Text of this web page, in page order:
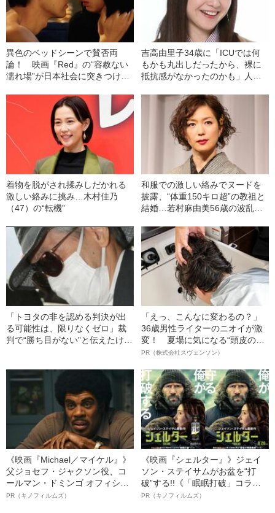
異色のベッドシーンで賛否両
論！ 映画『Red』の“容赦ない
濡れ場”が日本社会に突きつけた
吉高由里子34歳に「ICUでは何
もかも丸出しだったから、裸に
抵抗感がなかったのかも」人生
着物を脱がされ揉みしだかれる
激しい絡みに挑み…木村佳乃
（47）の“転機”
和服での激しい絡みでヌードを
披露、“体重150キロ超”の教祖と
結婚…若村麻由美56歳の波乱万
「トヨタの非を認める判決が出
る可能性は、限りなくゼロ」裁
判で“勝ち目がない”と伝えたけれ
の葛藤」
「えっ、こんなに変わるの？」
36歳男性ライターのニオイが激
変！ 夏場に気になる“頭皮のニ
オイ”や“ベタつき”を解消す
ト”が生み出した徹底ケアとは
PR（株式会社スヴェンソン）
《映画『Michael／マイケル』》
父ジョセフ・ジャクソン役、コ
ールマン・ドミンゴ オフィシャ
ルインタビュー“観客を魅了した
PR（キノフィルムズ）
《映画『シェルター』》ジェイ
ソン・ステイサムがお盆を“打
破”する!!《「眠眠打破」コラ
ボ》
PR（キノフィルムズ）